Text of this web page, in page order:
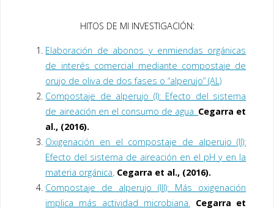
HITOS DE MI INVESTIGACIÓN:
Elaboración de abonos y enmiendas orgánicas
de interés comercial mediante compostaje de
orujo de oliva de dos fases o “alperujo” (AL)
Compostaje de alperujo (I): Efecto del sistema
de aireación en el consumo de agua. Cegarra et
al., (2016).
Oxigenación en el compostaje de alperujo (II):
Efecto del sistema de aireación en el pH y en la
materia orgánica Cegarra et al., (2016).
Compostaje de alperujo (III): Más oxigenación
implica más actividad microbiana.
Cegarra et